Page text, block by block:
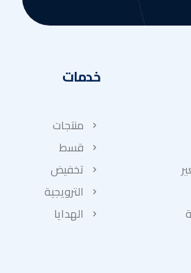
خدمات
منتجات
قسط
تخفيض
الترويجية
الهدايا